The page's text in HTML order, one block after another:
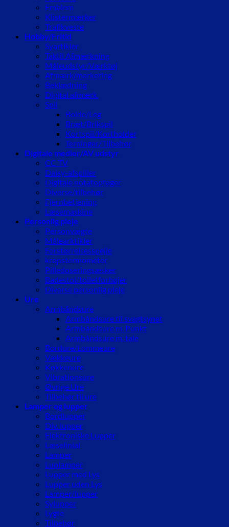
Emblem
Klistermærker
Trafikveste
Hobby/Fritid
Syartikler
Taktil Afmærkning
Måleudstyr/Værktøj
Afmærk/markering
Beklædning
Digital afmærk.
Spil
Bolde/Leg
Bræt/Brikspil
Kortspil/Kortholder
Terninger/Tilbehør
Digitale medier/AV udstyr
CC TV
Daisy-afspiller
Digitale notatoptager
Diverse/tilbehør
Fjernbetjening
Læsemaskine
Personlig pleje
Personvægte
Målearktikler
Forstørrelsesspejle
kropstermometer
Pilledoseringsæsker
Badestol/toiletforhøjer
Diverse personlig pleje
Ure
Armbåndsure
Armbåndsure til svagtsynet
Armbåndsure m. Punkt
Armbåndsure m. tale
Bordure/Lommeure
Vækkeure
Køkkenure
Vibrationsure
Øvrige Ure
Tilbehør til ure
Lamper og lupper
Bordlupper
Div. lupper
Elektroniske Lupper
Læselinial
Lamper
Luplamper
Lupper med Lys
Lupper uden Lys
Lamper/lupper
Sylupper
Lygte
Tilbehør